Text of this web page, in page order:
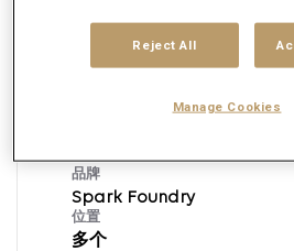
品牌
Spark Foundry
位置
多个
Reject All
Manage Cookies